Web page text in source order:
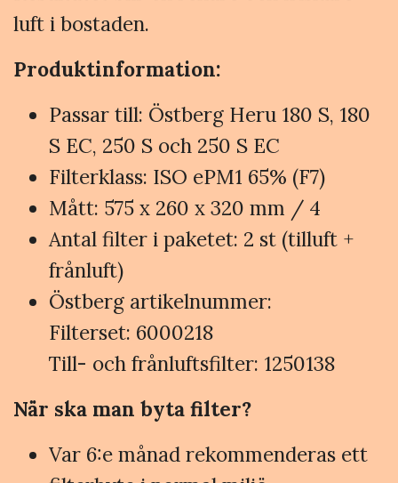
luft i bostaden.
Produktinformation:
Passar till: Östberg Heru 180 S, 180
S EC, 250 S och 250 S EC
Filterklass: ISO ePM1 65% (F7)
Mått: 575 x 260 x 320 mm / 4
Antal filter i paketet: 2 st (tilluft +
frånluft)
Östberg artikelnummer:
Filterset: 6000218
Till- och frånluftsfilter: 1250138
När ska man byta filter?
Var 6:e månad rekommenderas ett